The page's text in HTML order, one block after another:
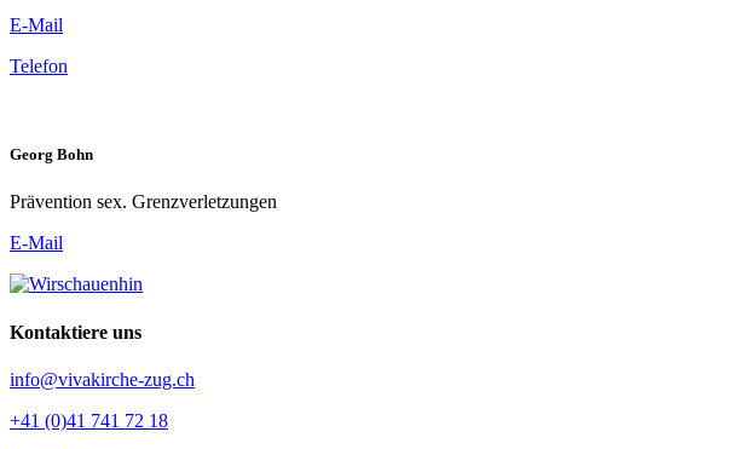
E-Mail
Telefon
Georg Bohn
Prävention sex. Grenzverletzungen
E-Mail
Kontaktiere uns
info@vivakirche-zug.ch
+41 (0)41 741 72 18